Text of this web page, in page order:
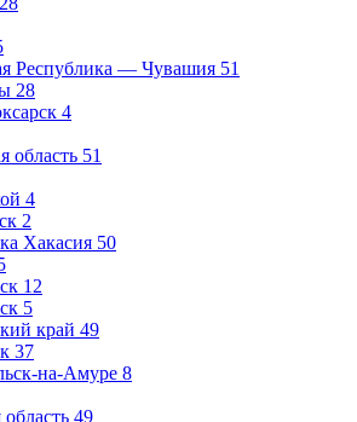
Республика — Чувашия 51
28
4
область 51
4
2
Хакасия 50
12
5
край 49
37
на-Амуре 8
область 49